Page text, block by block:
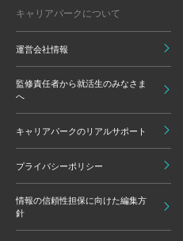
キャリアパークについて
運営会社情報
監修責任者から就活生のみなさま
へ
キャリアパークのリアルサポート
プライバシーポリシー
情報の信頼性担保に向けた編集方
針